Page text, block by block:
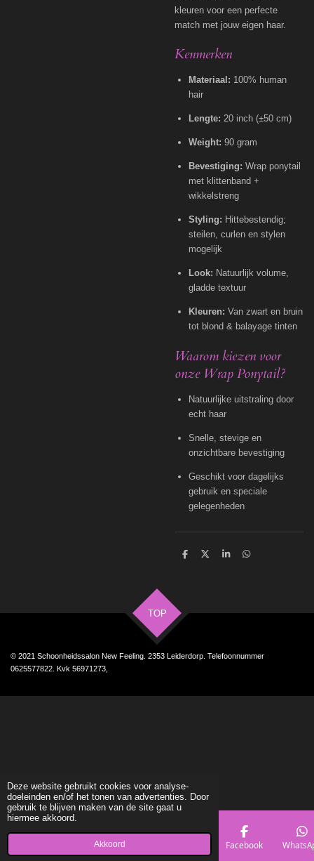
Deze website gebruikt cookies voor analyse-
doeleinden en/of het tonen van advertenties. Door
gebruik te blijven maken van de site gaat u
hiermee akkoord.
Akkoord
kleuren voor een perfecte
match met jouw eigen haar.
Kenmerken
Materiaal: 100% human
hair
Lengte: 20 inch (±50 cm)
Weight: 90 gram
Bevestiging: Wrap ponytail
met klittenband +
wikkelstreng
Styling: Hittebestendig;
steilen, curlen en stylen
mogelijk
Look: Natuurlijk volume,
gladde textuur
Kleuren: Van zwart en bruin
tot blond & balayage tinten
Waarom kiezen voor
onze Wrap Ponytail?
Natuurlijke uitstraling door
echt haar
Snelle, stevige en
onzichtbare bevestiging
Geschikt voor dagelijks
gebruik en speciale
gelegenheden
D
D
S
D
TOP
© 2021 Schoonheidssalon New Feeling. 2353 Leiderdorp. Telefoonnummer
0625577822. Kvk 56971273,
Telefoonnummer Facebook